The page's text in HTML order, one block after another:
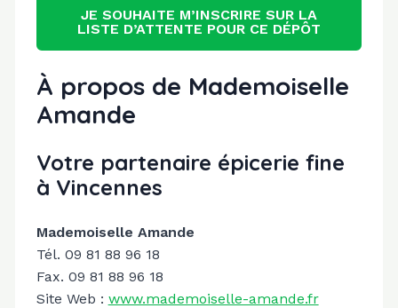
JE SOUHAITE M’INSCRIRE SUR LA
LISTE D’ATTENTE POUR CE DÉPÔT
À propos de Mademoiselle
Amande
Votre partenaire épicerie fine
à Vincennes
Mademoiselle Amande
Tél. 09 81 88 96 18
Fax. 09 81 88 96 18
Site Web : www.mademoiselle-amande.fr